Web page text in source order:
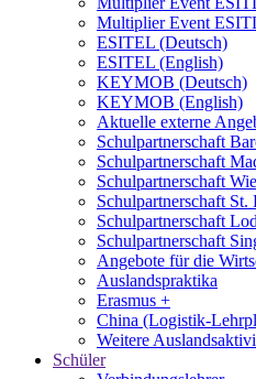
Multiplier Event
ESITEL (Deutsch)
ESITEL (English)
KEYMOB (Deutsch)
KEYMOB (English)
Aktuelle externe
Schulpartnerschaft
Schulpartnerschaft
Schulpartnerschaft
Schulpartnerschaft St.
Schulpartnerschaft
Schulpartnerschaft
Angebote für die
Auslandspraktika
Erasmus +
China (Logistik-
Weitere
Schüler